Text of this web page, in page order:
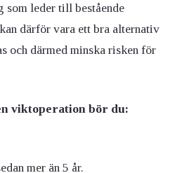
som leder till bestående
därför vara ett bra alternativ
och därmed minska risken för
viktoperation bör du:
mer än 5 år.